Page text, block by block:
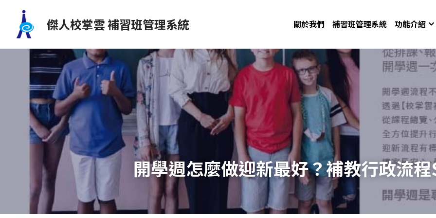
傑人校掌雲 補習班管理系統 關於我們 補習班管理系統 功能介紹
開學週怎麼做迎新最好？補教行政流